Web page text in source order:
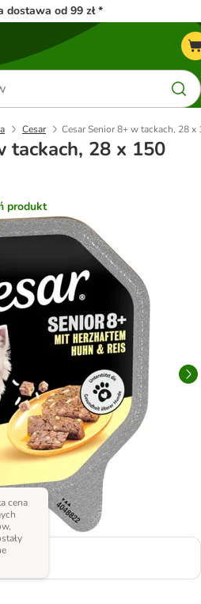
dostawa od 99 zł *
Cesar Cesar Senior 8+ w tackach, 28 x
tackach, 28 x 150
produkt
cena